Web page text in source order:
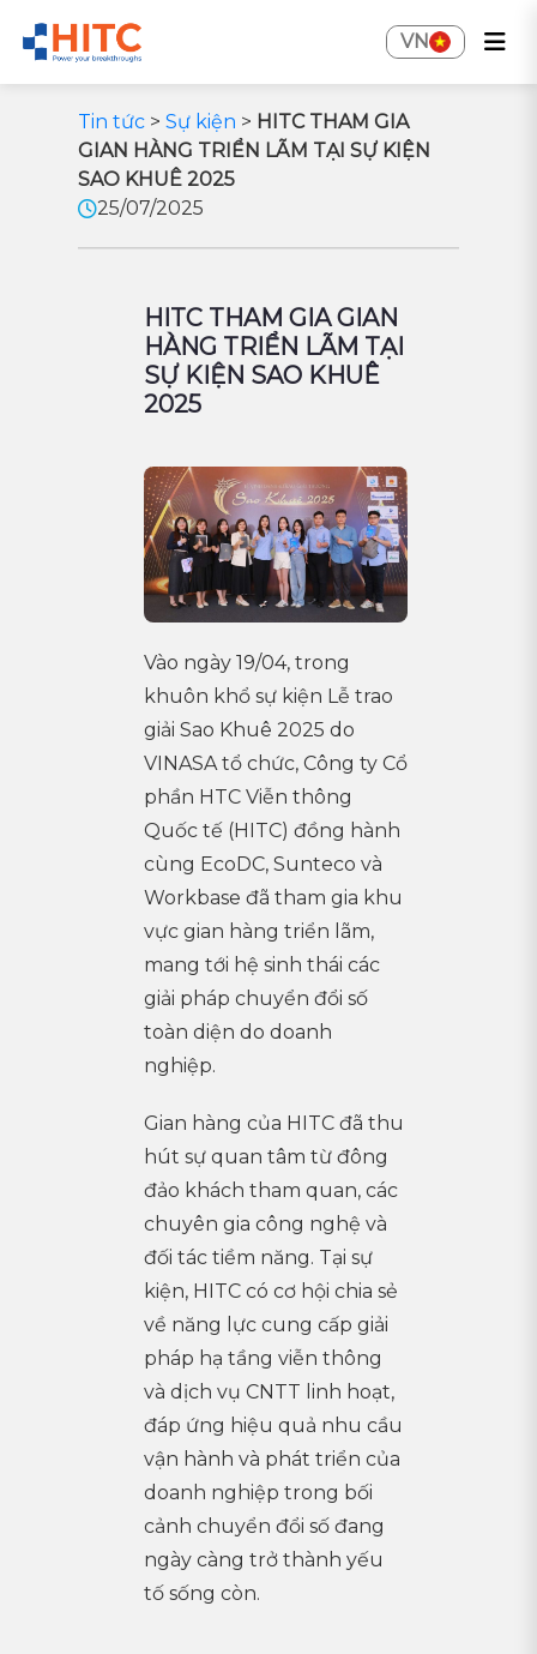
VN
Tin tức > Sự kiện > HITC THAM GIA
GIAN HÀNG TRIỂN LÃM TẠI SỰ KIỆN
SAO KHUÊ 2025
25/07/2025
HITC THAM GIA GIAN
HÀNG TRIỂN LÃM TẠI
SỰ KIỆN SAO KHUÊ
2025
Vào ngày 19/04, trong
khuôn khổ sự kiện Lễ trao
giải Sao Khuê 2025 do
VINASA tổ chức, Công ty Cổ
phần HTC Viễn thông
Quốc tế (HITC) đồng hành
cùng EcoDC, Sunteco và
Workbase đã tham gia khu
vực gian hàng triển lãm,
mang tới hệ sinh thái các
giải pháp chuyển đổi số
toàn diện do doanh
nghiệp.
Gian hàng của HITC đã thu
hút sự quan tâm từ đông
đảo khách tham quan, các
chuyên gia công nghệ và
đối tác tiềm năng. Tại sự
kiện, HITC có cơ hội chia sẻ
về năng lực cung cấp giải
pháp hạ tầng viễn thông
và dịch vụ CNTT linh hoạt,
đáp ứng hiệu quả nhu cầu
vận hành và phát triển của
doanh nghiệp trong bối
cảnh chuyển đổi số đang
ngày càng trở thành yếu
tố sống còn.